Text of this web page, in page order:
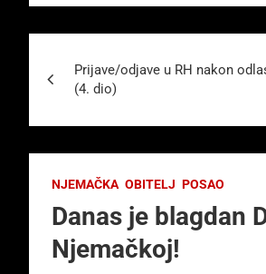
Prijave/odjave u RH nakon
(4. dio)
NJEMAČKA OBITELJ POSAO
Danas je blagdan
Njemačkoj!